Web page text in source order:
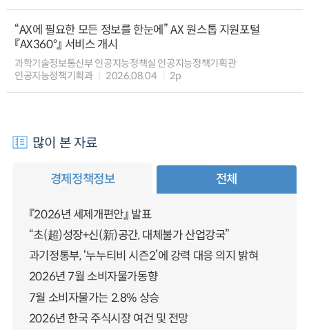
“AX에 필요한 모든 정보를 한눈에” AX 원스톱 지원포털
『AX360°』 서비스 개시
과학기술정보통신부 인공지능정책실 인공지능정책기획관
인공지능정책기획과
2026.08.04 2p
많이 본 자료
경제정책정보 전체
『2026년 세제개편안』 발표
“초(超)성장+신(新)공간, 대체불가 산업강국”
과기정통부, ‘누누티비 시즌2’에 강력 대응 의지 밝혀
2026년 7월 소비자물가동향
7월 소비자물가는 2.8% 상승
2026년 한국 주식시장 여건 및 전망